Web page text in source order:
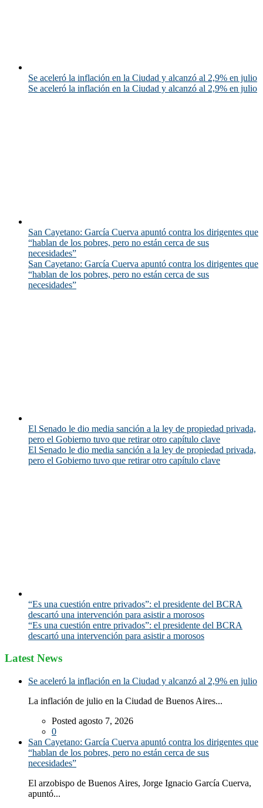
Se aceleró la inflación en la Ciudad y alcanzó al 2,9% en julio
Se aceleró la inflación en la Ciudad y alcanzó al 2,9% en julio
San Cayetano: García Cuerva apuntó contra los dirigentes que
“hablan de los pobres, pero no están cerca de sus
necesidades”
San Cayetano: García Cuerva apuntó contra los dirigentes que
“hablan de los pobres, pero no están cerca de sus
necesidades”
El Senado le dio media sanción a la ley de propiedad privada,
pero el Gobierno tuvo que retirar otro capítulo clave
El Senado le dio media sanción a la ley de propiedad privada,
pero el Gobierno tuvo que retirar otro capítulo clave
“Es una cuestión entre privados”: el presidente del BCRA
descartó una intervención para asistir a morosos
“Es una cuestión entre privados”: el presidente del BCRA
descartó una intervención para asistir a morosos
Latest News
Se aceleró la inflación en la Ciudad y alcanzó al 2,9% en julio
La inflación de julio en la Ciudad de Buenos Aires...
Posted agosto 7, 2026
0
San Cayetano: García Cuerva apuntó contra los dirigentes que
“hablan de los pobres, pero no están cerca de sus
necesidades”
El arzobispo de Buenos Aires, Jorge Ignacio García Cuerva,
apuntó...